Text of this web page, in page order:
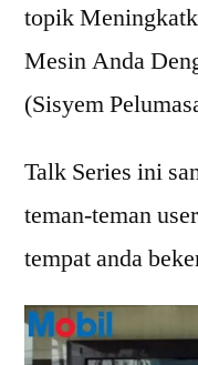
topik
Mesin Anda
(Sisyem
Talk Series ini
teman-teman
tempat anda